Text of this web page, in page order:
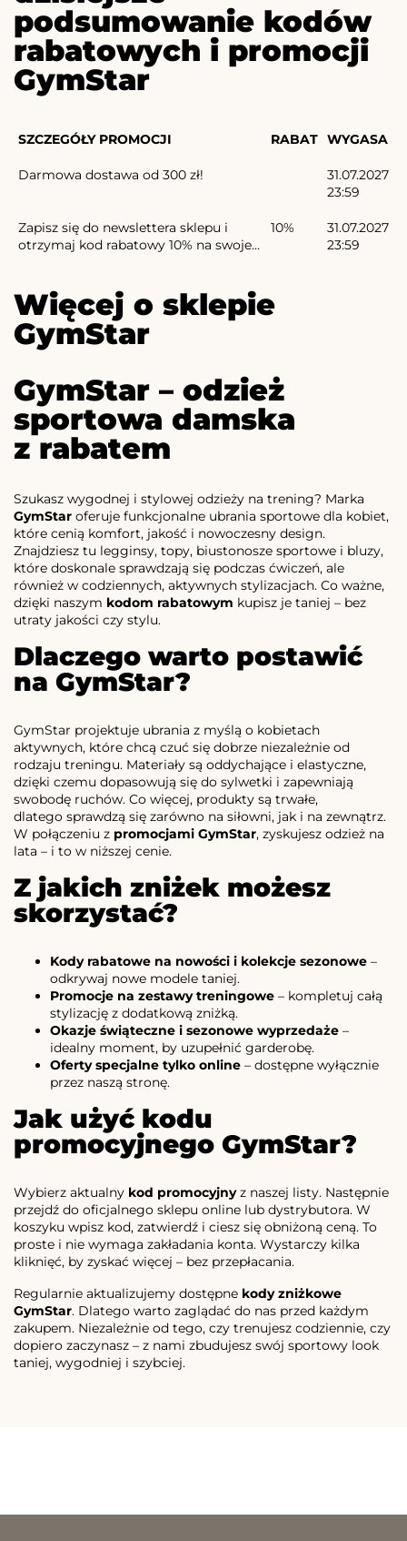
podsumowanie kodów
rabatowych i promocji
GymStar
SZCZEGÓŁY PROMOCJI RABAT WYGASA
Darmowa dostawa od 300 zł!
31.07.2027
23:59
Zapisz się do newslettera sklepu i
otrzymaj kod rabatowy 10% na swoje...
10%
31.07.2027
23:59
Więcej o sklepie
GymStar
GymStar – odzież
sportowa damska
z rabatem
Szukasz wygodnej i stylowej odzieży na trening? Marka
GymStar oferuje funkcjonalne ubrania sportowe dla kobiet,
które cenią komfort, jakość i nowoczesny design.
Znajdziesz tu legginsy, topy, biustonosze sportowe i bluzy,
które doskonale sprawdzają się podczas ćwiczeń, ale
również w codziennych, aktywnych stylizacjach. Co ważne,
dzięki naszym kodom rabatowym kupisz je taniej – bez
utraty jakości czy stylu.
Dlaczego warto postawić
na GymStar?
GymStar projektuje ubrania z myślą o kobietach
aktywnych, które chcą czuć się dobrze niezależnie od
rodzaju treningu. Materiały są oddychające i elastyczne,
dzięki czemu dopasowują się do sylwetki i zapewniają
swobodę ruchów. Co więcej, produkty są trwałe,
dlatego sprawdzą się zarówno na siłowni, jak i na zewnątrz.
W połączeniu z promocjami GymStar, zyskujesz odzież na
lata – i to w niższej cenie.
Z jakich zniżek możesz
skorzystać?
Kody rabatowe na nowości i kolekcje sezonowe –
odkrywaj nowe modele taniej.
Promocje na zestawy treningowe – kompletuj całą
stylizację z dodatkową zniżką.
Okazje świąteczne i sezonowe wyprzedaże –
idealny moment, by uzupełnić garderobę.
Oferty specjalne tylko online – dostępne wyłącznie
przez naszą stronę.
Jak użyć kodu
promocyjnego GymStar?
Wybierz aktualny kod promocyjnyz naszej listy. Następnie
przejdź do oficjalnego sklepu online lub dystrybutora. W
koszyku wpisz kod, zatwierdź i ciesz się obniżoną ceną. To
proste i nie wymaga zakładania konta. Wystarczy kilka
kliknięć, by zyskać więcej – bez przepłacania.
Regularnie aktualizujemy dostępne kody zniżkowe
GymStar. Dlatego warto zaglądać do nas przed każdym
zakupem. Niezależnie od tego, czy trenujesz codziennie, czy
dopiero zaczynasz – z nami zbudujesz swój sportowy look
taniej, wygodniej i szybciej.